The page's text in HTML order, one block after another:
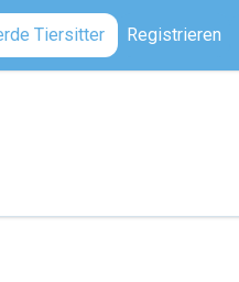
Tiersitter Registrieren